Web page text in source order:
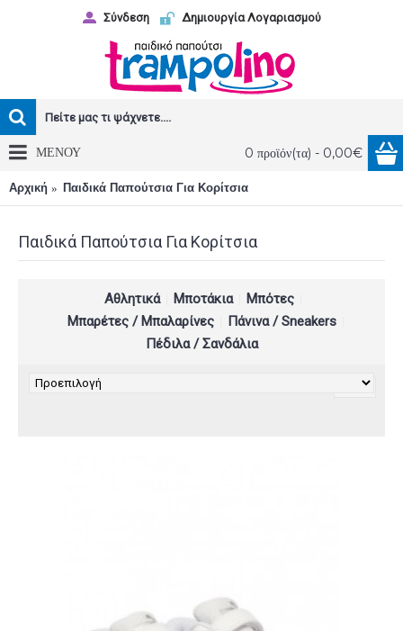
Σύνδεση Δημιουργία Λογαριασμού
0 προϊόν(τα) - 0,00€
ΜΕΝΟΥ
Αρχική Παιδικά Παπούτσια Για Κορίτσια
Παιδικά Παπούτσια Για Κορίτσια
Αθλητικά Μποτάκια
Μπότες
Μπαρέτες / Μπαλαρίνες
Πάνινα / Sneakers
Πέδιλα / Σανδάλια